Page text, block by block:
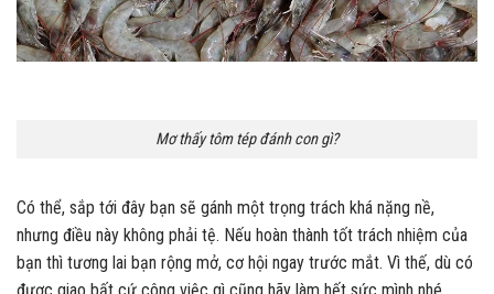
Mơ thấy tôm tép đánh con gì?
Có thể, sắp tới đây bạn sẽ gánh một trọng trách khá nặng nề,
nhưng điều này không phải tệ. Nếu hoàn thành tốt trách nhiệm của
bạn thì tương lai bạn rộng mở, cơ hội ngay trước mắt. Vì thế, dù có
được giao bất cứ công việc gì cũng hãy làm hết sức mình nhé.